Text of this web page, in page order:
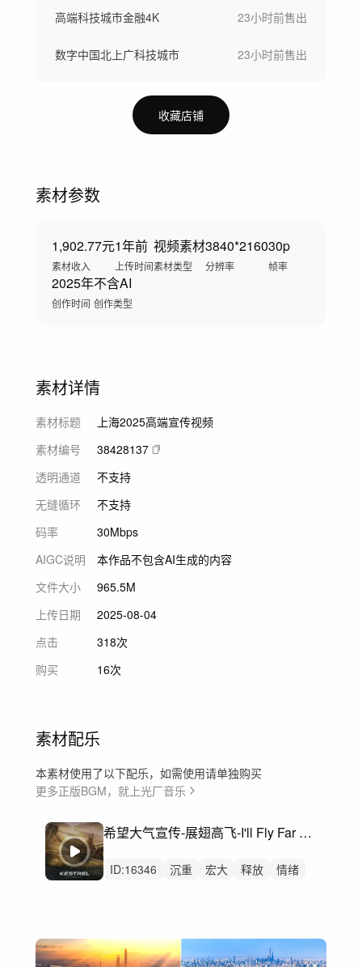
高端科技城市金融4K 23小时前售出
数字中国北上广科技城市 23小时前售出
收藏店铺
素材参数
1,902.77元
素材收入
1年前
上传时间
视频素材
素材类型
3840*2160
分辨率
30p
帧率
2025年
创作时间
不含AI
创作类型
素材详情
素材标题
上海2025高端宣传视频
素材编号
38428137
透明通道
不支持
无缝循环
不支持
码率
30Mbps
AIGC说明
本作品不包含AI生成的内容
文件大小
965.5M
上传日期
2025-08-04
点击
318次
购买
16次
素材配乐
本素材使用了以下配乐，如需使用请单独购买
更多正版BGM，就上光厂音乐
希望大气宣传-展翅高飞-I'll Fly Far Away
ID:16346 沉重 宏大 释放
情绪